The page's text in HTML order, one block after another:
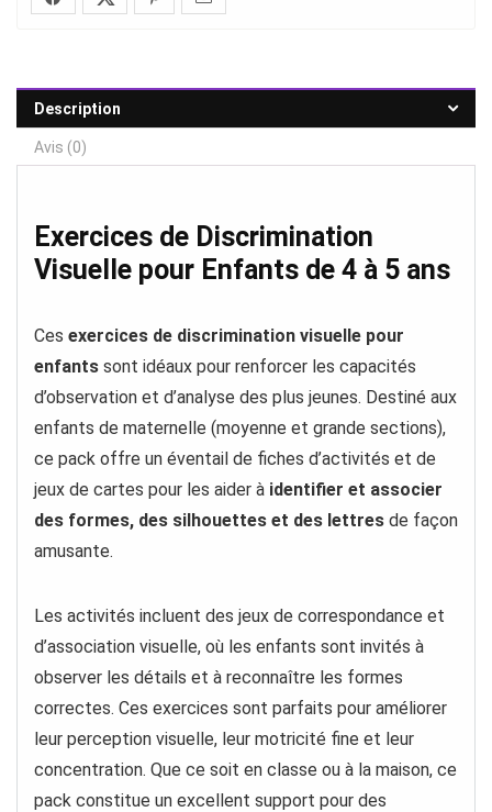
Description
Avis (0)
Exercices de Discrimination
Visuelle pour Enfants de 4 à 5 ans
Ces exercices de discrimination visuelle pour
enfants sont idéaux pour renforcer les capacités
d’observation et d’analyse des plus jeunes. Destiné aux
enfants de maternelle (moyenne et grande sections),
ce pack offre un éventail de fiches d’activités et de
jeux de cartes pour les aider à identifier et associer
des formes, des silhouettes et des lettres de façon
amusante.
Les activités incluent des jeux de correspondance et
d’association visuelle, où les enfants sont invités à
observer les détails et à reconnaître les formes
correctes. Ces exercices sont parfaits pour améliorer
leur perception visuelle, leur motricité fine et leur
concentration. Que ce soit en classe ou à la maison, ce
pack constitue un excellent support pour des